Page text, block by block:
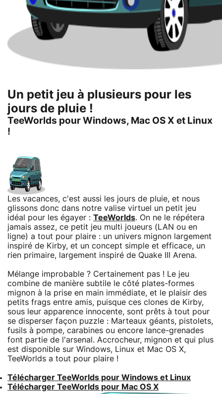
Un petit jeu à plusieurs pour les
jours de pluie !
TeeWorlds pour Windows, Mac OS X et Linux
!
Les vacances, c'est aussi les jours de pluie, et nous
glissons donc dans notre valise virtuel un petit jeu
idéal pour les égayer : TeeWorlds. On ne le répétera
jamais assez, ce petit jeu multi joueurs (LAN ou en
ligne) a tout pour plaire : un univers mignon largement
inspiré de Kirby, et un concept simple et efficace, un
rien primaire, largement inspiré de Quake III Arena.
Mélange improbable ? Certainement pas ! Le jeu
combine de manière subtile le côté plates-formes
mignon à la prise en main immédiate, et le plaisir des
petits frags entre amis, puisque ces clones de Kirby,
sous leur apparence innocente, sont prêts à tout pour
se disperser façon puzzle : Marteaux géants, pistolets,
fusils à pompe, carabines ou encore lance-grenades
font partie de l'arsenal. Accrocheur, mignon et qui plus
est disponible sur Windows, Linux et Mac OS X,
TeeWorlds a tout pour plaire !
Télécharger TeeWorlds pour Windows et Linux
Télécharger TeeWorlds pour Mac OS X